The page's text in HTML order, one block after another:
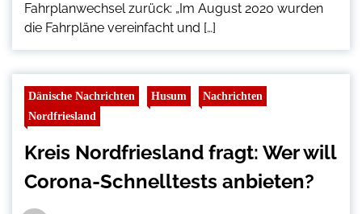
Fahrplanwechsel zurück: „Im August 2020 wurden
die Fahrpläne vereinfacht und […]
Dänische Nachrichten Husum
Nachrichten
Nordfriesland
Kreis Nordfriesland fragt: Wer will
Corona-Schnelltests anbieten?